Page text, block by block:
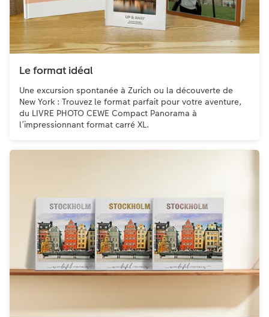
Le format idéal
Une excursion spontanée à Zurich ou la découverte de
New York : Trouvez le format parfait pour votre aventure,
du LIVRE PHOTO CEWE Compact Panorama à
l’impressionnant format carré XL.